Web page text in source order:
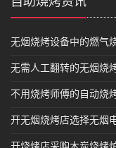
无烟烧烤设备中的燃气
无需人工翻转的无烟烧
不用烧烤师傅的自动烧
开无烟烧烤店选择无烟